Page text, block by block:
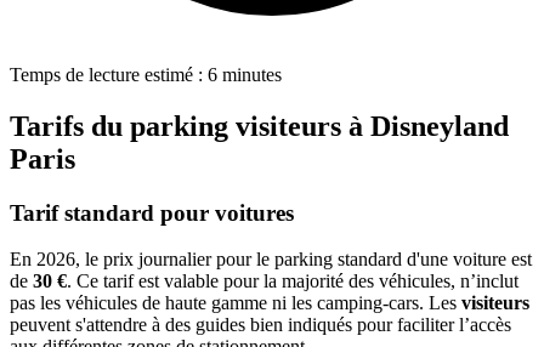
Temps de lecture estimé : 6 minutes
Tarifs du parking visiteurs à Disneyland
Paris
Tarif standard pour voitures
En 2026, le prix journalier pour le parking standard d'une voiture est
de 30 €. Ce tarif est valable pour la majorité des véhicules, n’inclut
pas les véhicules de haute gamme ni les camping-cars. Les visiteurs
peuvent s'attendre à des guides bien indiqués pour faciliter l’accès